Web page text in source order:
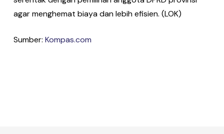
agar menghemat biaya dan lebih efisien. (LOK)
Sumber: Kompas.com